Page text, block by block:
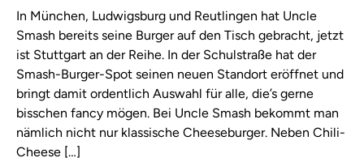
In München, Ludwigsburg und Reutlingen hat Uncle
Smash bereits seine Burger auf den Tisch gebracht, jetzt
ist Stuttgart an der Reihe. In der Schulstraße hat der
Smash-Burger-Spot seinen neuen Standort eröffnet und
bringt damit ordentlich Auswahl für alle, die’s gerne
bisschen fancy mögen. Bei Uncle Smash bekommt man
nämlich nicht nur klassische Cheeseburger. Neben Chili-
Cheese […]